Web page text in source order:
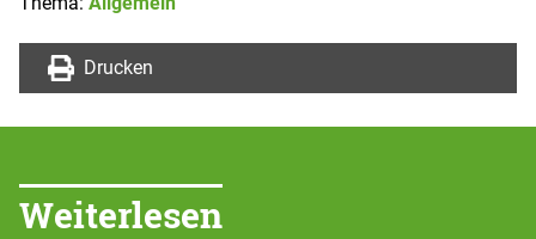
Drucken
Weiterlesen